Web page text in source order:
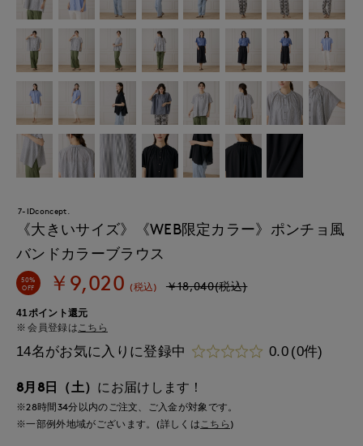
7-IDconcept.
《大きいサイズ》《WEB限定カラー》ポンチョ風
バンドカラーブラウス
50%
OFF
￥9,020 (税込) ￥18,040(税込)
41ポイント還元
会員登録はこちら
14名がお気に入りに登録中 0.0 (0件)
8月8日（土） にお届けします！
※28時間34分以内のご注文、ご入金が対象です。
※一部例外地域がございます。(詳しくは こちら )